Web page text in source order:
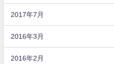
2017年7月
2016年3月
2016年2月